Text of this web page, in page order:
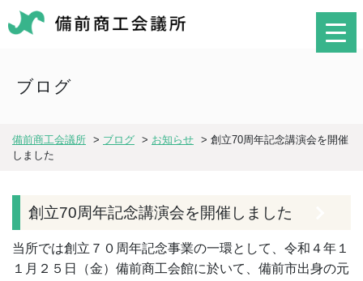
ブログ
備前商工会議所 > ブログ > お知らせ > 創立70周年記念講演会を開催
しました
創立70周年記念講演会を開催しました
当所では創立７０周年記念事業の一環として、令和４年１
１月２５日（金）備前商工会館に於いて、備前市出身の元